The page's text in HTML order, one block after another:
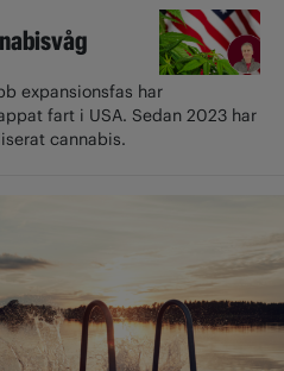
expansionsfas har
fart i USA. Sedan 2023 har
cannabis.